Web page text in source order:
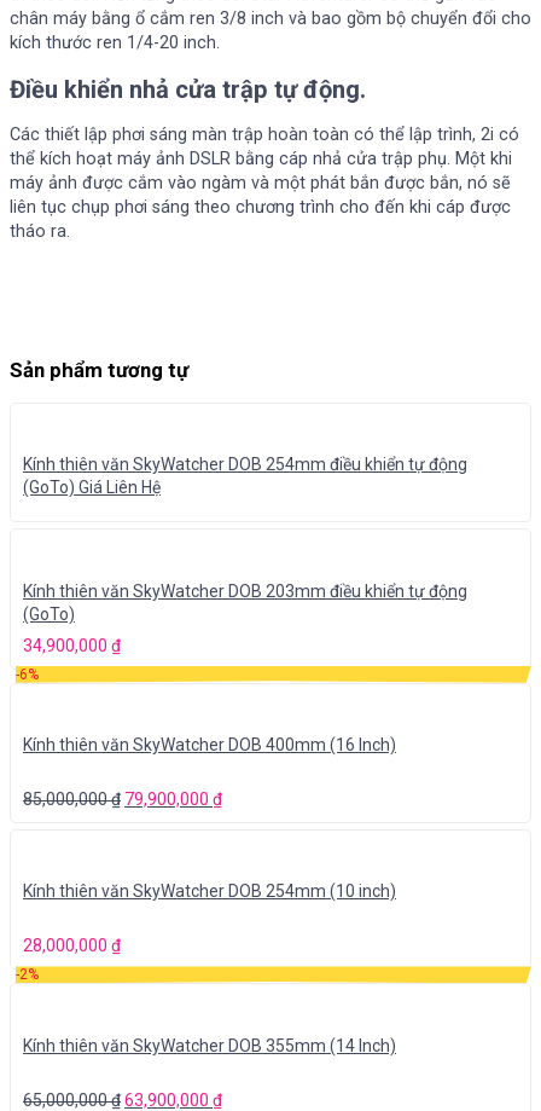
chân máy bằng ổ cắm ren 3/8 inch và bao gồm bộ chuyển đổi cho
kích thước ren 1/4-20 inch.
Điều khiển nhả cửa trập tự động.
Các thiết lập phơi sáng màn trập hoàn toàn có thể lập trình, 2i có
thể kích hoạt máy ảnh DSLR bằng cáp nhả cửa trập phụ. Một khi
máy ảnh được cắm vào ngàm và một phát bắn được bắn, nó sẽ
liên tục chụp phơi sáng theo chương trình cho đến khi cáp được
tháo ra.
Sản phẩm tương tự
Kính thiên văn SkyWatcher DOB 254mm điều khiển tự động
(GoTo) Giá Liên Hệ
Kính thiên văn SkyWatcher DOB 203mm điều khiển tự động
(GoTo)
34,900,000 ₫
-6%
Kính thiên văn SkyWatcher DOB 400mm (16 Inch)
85,000,000₫ 79,900,000 ₫
Kính thiên văn SkyWatcher DOB 254mm (10 inch)
28,000,000 ₫
-2%
Kính thiên văn SkyWatcher DOB 355mm (14 Inch)
65,000,000₫63,900,000 ₫